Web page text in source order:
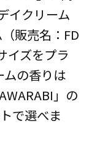
イクリーム
販売名：FD
イズをプラ
ムの香りは
」の
で選べま